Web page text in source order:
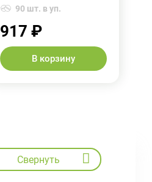
90 шт. в уп.
917 ₽
В корзину
Свернуть